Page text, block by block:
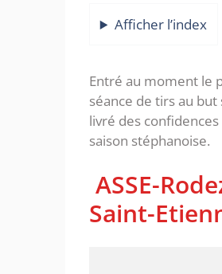
Afficher l’index
‎Entré au moment le
séance de tirs au
livré des
saison stéphanoise.
ASSE-
Saint-